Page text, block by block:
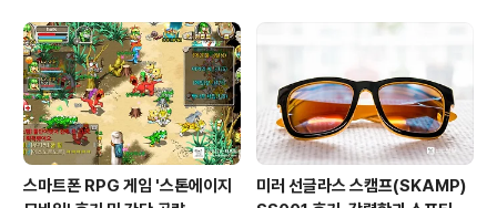
스마트폰 RPG 게임 '스톤에이지
미러 선글라스 스캠프(SKAMP)